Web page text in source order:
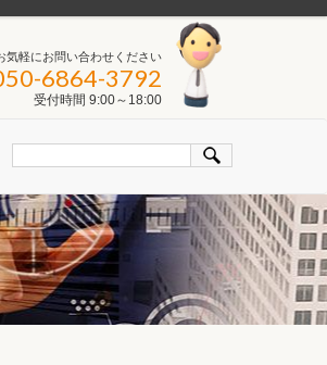
気軽にお問い合わせください
6864-3792
受付時間 9:00～18:00